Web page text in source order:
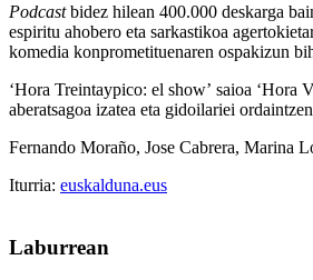
Podcastbidez hilean 400.000 deskarga
espiritu ahobero eta sarkastikoa
komedia konprometituenaren ospakizun
‘Hora Treintaypico: el show’ saioa ‘Hora
aberatsagoa izatea eta gidoilariei
Fernando Moraño, Jose Cabrera, Marina
Iturria: euskalduna.eus
Laburrean